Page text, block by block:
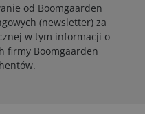
od Boomgaarden
(newsletter) za
w tym informacji o
firmy Boomgaarden
jej kontrahentów.